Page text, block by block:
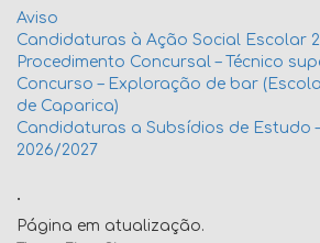
Aviso
Candidaturas à Ação Social Escolar
Procedimento Concursal – Técnico
Concurso – Exploração de bar
de Caparica)
Candidaturas a Subsídios de Estudo
2026/2027
.
Página em atualização.